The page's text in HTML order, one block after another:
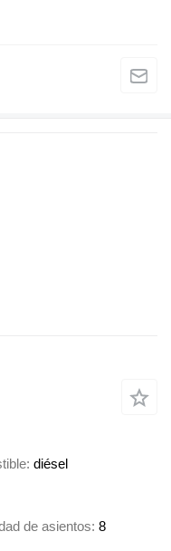
diésel
de asientos 8